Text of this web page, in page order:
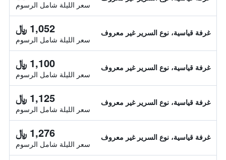
سعر الليلة شامل الرسوم
غرفة قياسية، نوع السرير غير معروف 1,052 ﷼
سعر الليلة شامل الرسوم
غرفة قياسية، نوع السرير غير معروف 1,100 ﷼
سعر الليلة شامل الرسوم
غرفة قياسية، نوع السرير غير معروف 1,125 ﷼
سعر الليلة شامل الرسوم
غرفة قياسية، نوع السرير غير معروف 1,276 ﷼
سعر الليلة شامل الرسوم